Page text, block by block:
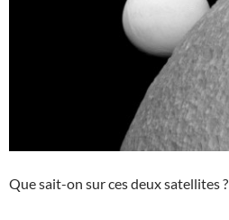
Que sait-on sur ces deux satellites ?